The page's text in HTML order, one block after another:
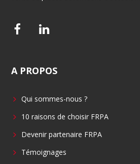
F
e
o
o
L
k
d
i
A PROPOS
Qui sommes-nous ?
10 raisons de choisir FRPA
Devenir partenaire FRPA
Témoignages